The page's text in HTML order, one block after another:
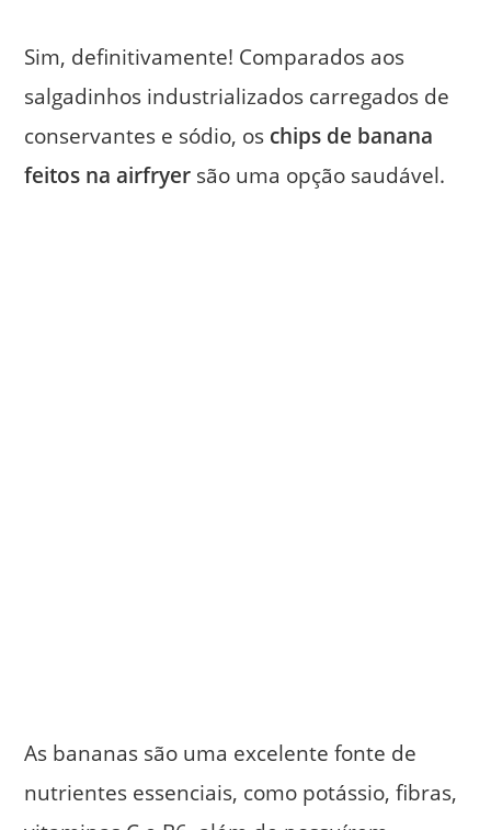
Sim, definitivamente! Comparados aos
salgadinhos industrializados carregados de
conservantes e sódio, os chips de banana
feitos na airfryer são uma opção saudável.
As bananas são uma excelente fonte de
nutrientes essenciais, como potássio, fibras,